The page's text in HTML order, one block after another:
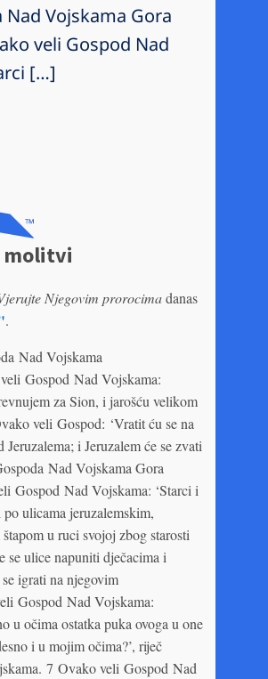
Vojskama Gora
veli Gospod Nad
[…]
molitvi
Njegovim prorocimadanas
.
Nad Vojskama
Gospod Nad Vojskama:
za Sion, i jarošću velikom
veli Gospod: ‘Vratit ću se na
i Jeruzalem će se zvati
Nad Vojskama Gora
Gospod Nad Vojskama: ‘Starci i
ulicama jeruzalemskim,
u ruci svojoj zbog starosti
se ulice napuniti dječacima i
igrati na njegovim
Gospod Nad Vojskama:
u očima ostatka puka ovoga u one
i u mojim očima?’, riječ
7 Ovako veli Gospod Nad